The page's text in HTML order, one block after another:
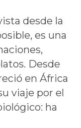
desde la
es una
Desde
en África
viaje por el
ha